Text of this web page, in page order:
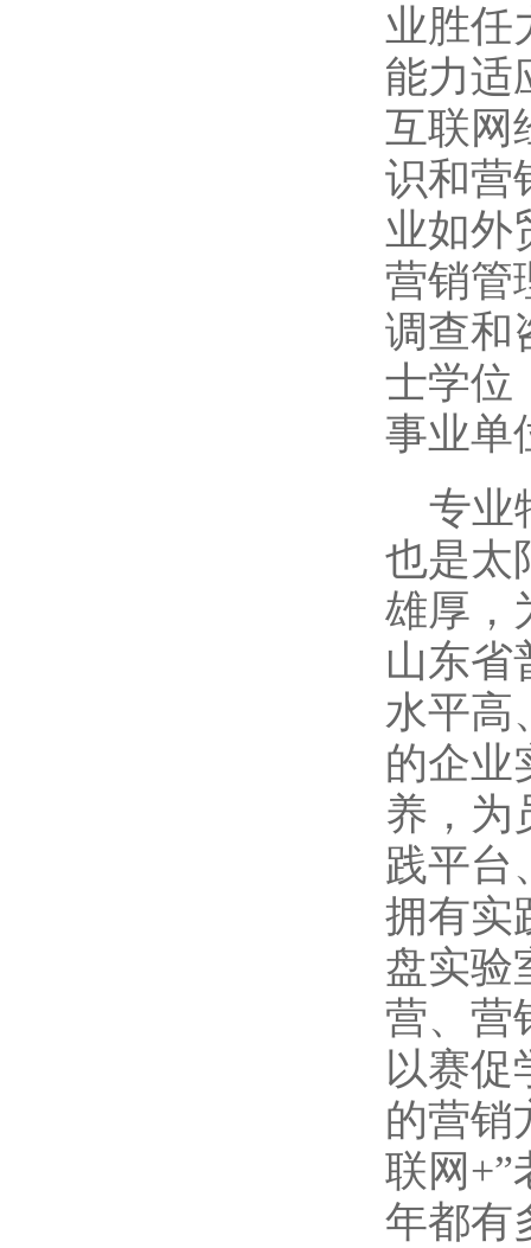
业胜任
能力适
互联网
识和营
业如外
营销管
调查和
士学位
事业单
专业
也是太
雄厚，
山东省
水平高
的企业
养，为
践平台
拥有实
盘实验
营、营
以赛促
的营销
联网+”
年都有